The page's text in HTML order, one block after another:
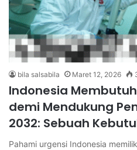
bila salsabila Maret 12, 2026
Indonesia
demi Mendukung
2032: Sebuah
Pahami urgensi Indonesia